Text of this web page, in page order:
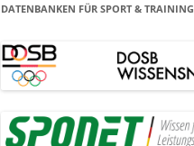
DATENBANKEN FÜR SPORT & TRAINING